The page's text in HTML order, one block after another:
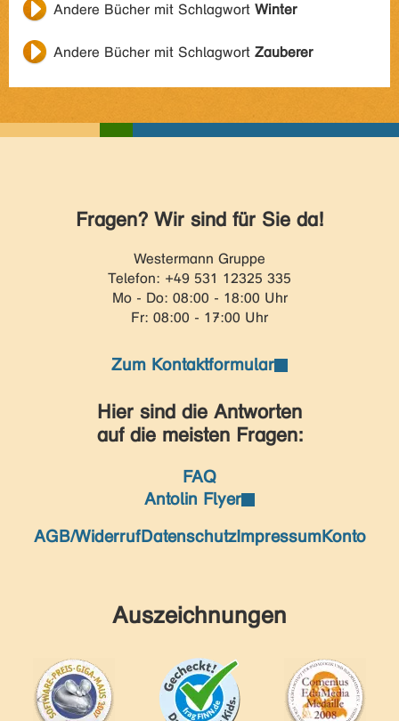
Andere Bücher mit Schlagwort Winter
Andere Bücher mit Schlagwort Zauberer